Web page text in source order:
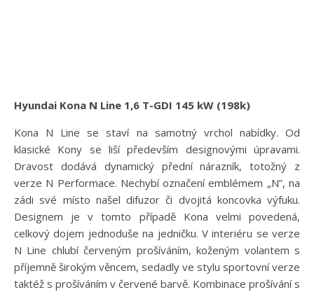
Hyundai Kona N Line 1,6 T-GDI 145 kW (198k)
Kona N Line se staví na samotný vrchol nabídky. Od
klasické Kony se liší především designovými úpravami.
Dravost dodává dynamický přední nárazník, totožný z
verze N Performace. Nechybí označení emblémem „N”, na
zádi své místo našel difuzor či dvojitá koncovka výfuku.
Designem je v tomto případě Kona velmi povedená,
celkový dojem jednoduše na jedničku. V interiéru se verze
N Line chlubí červeným prošíváním, koženým volantem s
příjemně širokým věncem, sedadly ve stylu sportovní verze
taktéž s prošíváním v červené barvě. Kombinace prošívání s